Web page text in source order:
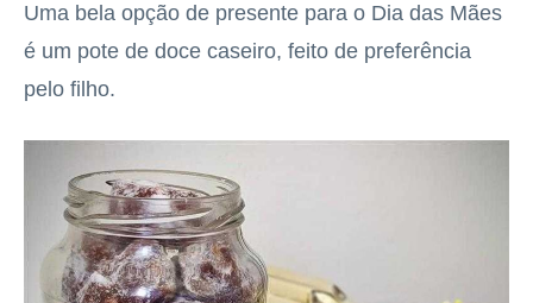
Uma bela opção de presente para o Dia das Mães
é um pote de doce caseiro, feito de preferência
pelo filho.